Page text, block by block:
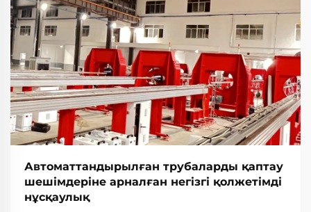
Автоматтандырылған трубаларды қаптау
шешімдеріне арналған негізгі қолжетімді
нұсқаулық